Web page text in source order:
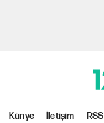
Künye İletişim RSS